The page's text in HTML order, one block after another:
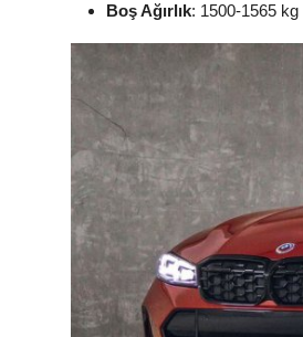
Boş Ağırlık: 1500-1565 kg